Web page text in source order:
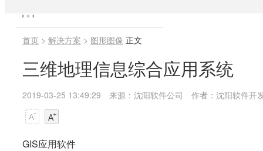
首页 > 解决方案 > 图形图像 正文
三维地理信息综合应用系统
2019-03-25 13:49:29 来源：沈阳软件公司 作者：沈阳软件开
GIS应用软件